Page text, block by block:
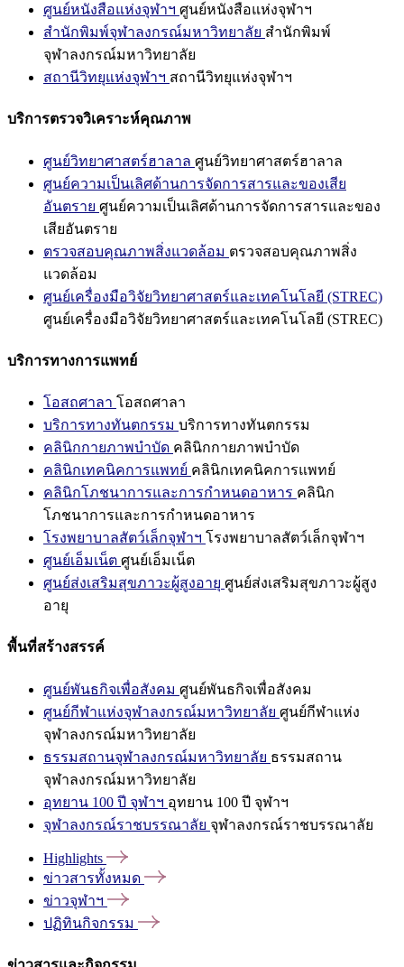
ศูนย์หนังสือแห่งจุฬาฯ ศูนย์หนังสือแห่งจุฬาฯ
สำนักพิมพ์จุฬาลงกรณ์มหาวิทยาลัย สำนักพิมพ์
จุฬาลงกรณ์มหาวิทยาลัย
สถานีวิทยุแห่งจุฬาฯ สถานีวิทยุแห่งจุฬาฯ
บริการตรวจวิเคราะห์คุณภาพ
ศูนย์วิทยาศาสตร์ฮาลาล ศูนย์วิทยาศาสตร์ฮาลาล
ศูนย์ความเป็นเลิศด้านการจัดการสารและของเสีย
อันตราย ศูนย์ความเป็นเลิศด้านการจัดการสารและของ
เสียอันตราย
ตรวจสอบคุณภาพสิ่งแวดล้อม ตรวจสอบคุณภาพสิ่ง
แวดล้อม
ศูนย์เครื่องมือวิจัยวิทยาศาสตร์และเทคโนโลยี (STREC)
ศูนย์เครื่องมือวิจัยวิทยาศาสตร์และเทคโนโลยี (STREC)
บริการทางการแพทย์
โอสถศาลา โอสถศาลา
บริการทางทันตกรรม บริการทางทันตกรรม
คลินิกกายภาพบำบัด คลินิกกายภาพบำบัด
คลินิกเทคนิคการแพทย์ คลินิกเทคนิคการแพทย์
คลินิกโภชนาการและการกำหนดอาหาร คลินิก
โภชนาการและการกำหนดอาหาร
โรงพยาบาลสัตว์เล็กจุฬาฯ โรงพยาบาลสัตว์เล็กจุฬาฯ
ศูนย์เอ็มเน็ต ศูนย์เอ็มเน็ต
ศูนย์ส่งเสริมสุขภาวะผู้สูงอายุ ศูนย์ส่งเสริมสุขภาวะผู้สูง
อายุ
พื้นที่สร้างสรรค์
ศูนย์พันธกิจเพื่อสังคม ศูนย์พันธกิจเพื่อสังคม
ศูนย์กีฬาแห่งจุฬาลงกรณ์มหาวิทยาลัย ศูนย์กีฬาแห่ง
จุฬาลงกรณ์มหาวิทยาลัย
ธรรมสถานจุฬาลงกรณ์มหาวิทยาลัย ธรรมสถาน
จุฬาลงกรณ์มหาวิทยาลัย
อุทยาน 100 ปี จุฬาฯ อุทยาน 100 ปี จุฬาฯ
จุฬาลงกรณ์ราชบรรณาลัย จุฬาลงกรณ์ราชบรรณาลัย
Highlights
ข่าวสารทั้งหมด
ข่าวจุฬาฯ
ปฏิทินกิจกรรม